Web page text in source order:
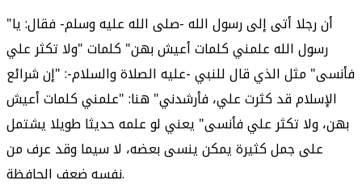
"أن رجلا أتى إلى رسول الله -صلى الله عليه وسلم- فقال: يا
رسول الله علمني كلمات أعيش بهن" كلمات "ولا تكثر علي
فأنسى" مثل الذي قال للنبي -عليه الصلاة والسلام-: "إن شرائع
الإسلام قد كثرت علي، فأرشدني" هنا: "علمني كلمات أعيش
بهن، ولا تكثر علي فأنسى" يعني لو علمه حديثا طويلا يشتمل
على جمل كثيرة يمكن ينسى بعضه، لا سيما وقد عرف من
نفسه ضعف الحافظة.